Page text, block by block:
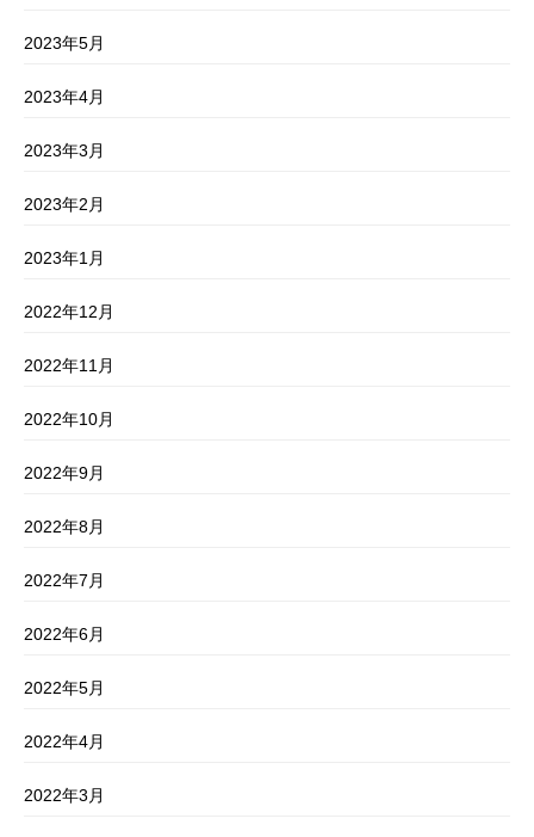
2023年5月
2023年4月
2023年3月
2023年2月
2023年1月
2022年12月
2022年11月
2022年10月
2022年9月
2022年8月
2022年7月
2022年6月
2022年5月
2022年4月
2022年3月